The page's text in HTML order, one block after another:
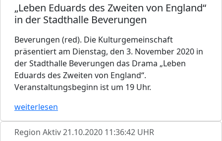
„Leben Eduards des Zweiten von England“
in der Stadthalle Beverungen
Beverungen (red). Die Kulturgemeinschaft
präsentiert am Dienstag, den 3. November 2020 in
der Stadthalle Beverungen das Drama „Leben
Eduards des Zweiten von England“.
Veranstaltungsbeginn ist um 19 Uhr.
weiterlesen
Region Aktiv21.10.2020 11:36:42 UHR